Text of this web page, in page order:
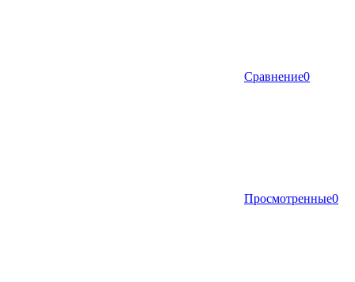
Сравнение0
Просмотренные0